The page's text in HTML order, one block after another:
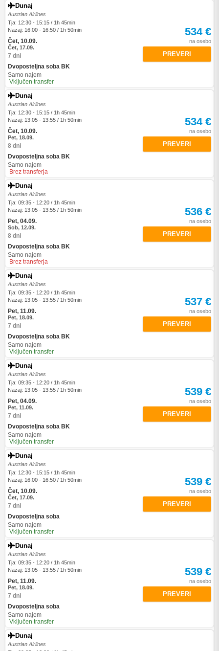
Dunaj
Austrian Airlines
Tja: 12:30 - 15:15 / 1h 45min
Nazaj: 16:00 - 16:50 / 1h 50min
Čet, 10.09.
Čet, 17.09.
7 dni
Dvoposteljna soba BK
Samo najem
Vključen transfer
534 €
na osebo
PREVERI
Dunaj
Austrian Airlines
Tja: 12:30 - 15:15 / 1h 45min
Nazaj: 13:05 - 13:55 / 1h 50min
Čet, 10.09.
Pet, 18.09.
8 dni
Dvoposteljna soba BK
Samo najem
Brez transferja
534 €
na osebo
PREVERI
Dunaj
Austrian Airlines
Tja: 09:35 - 12:20 / 1h 45min
Nazaj: 13:05 - 13:55 / 1h 50min
Pet, 04.09.
Sob, 12.09.
8 dni
Dvoposteljna soba BK
Samo najem
Brez transferja
536 €
na osebo
PREVERI
Dunaj
Austrian Airlines
Tja: 09:35 - 12:20 / 1h 45min
Nazaj: 13:05 - 13:55 / 1h 50min
Pet, 11.09.
Pet, 18.09.
7 dni
Dvoposteljna soba BK
Samo najem
Vključen transfer
537 €
na osebo
PREVERI
Dunaj
Austrian Airlines
Tja: 09:35 - 12:20 / 1h 45min
Nazaj: 13:05 - 13:55 / 1h 50min
Pet, 04.09.
Pet, 11.09.
7 dni
Dvoposteljna soba BK
Samo najem
Vključen transfer
539 €
na osebo
PREVERI
Dunaj
Austrian Airlines
Tja: 12:30 - 15:15 / 1h 45min
Nazaj: 16:00 - 16:50 / 1h 50min
Čet, 10.09.
Čet, 17.09.
7 dni
Dvoposteljna soba
Samo najem
Vključen transfer
539 €
na osebo
PREVERI
Dunaj
Austrian Airlines
Tja: 09:35 - 12:20 / 1h 45min
Nazaj: 13:05 - 13:55 / 1h 50min
Pet, 11.09.
Pet, 18.09.
7 dni
Dvoposteljna soba
Samo najem
Vključen transfer
539 €
na osebo
PREVERI
Dunaj
Austrian Airlines